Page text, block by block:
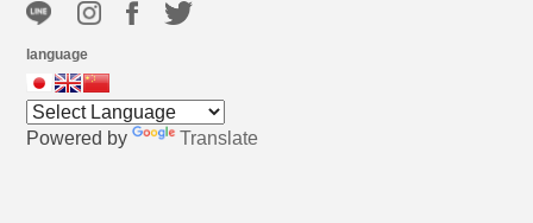
language
Powered by Translate